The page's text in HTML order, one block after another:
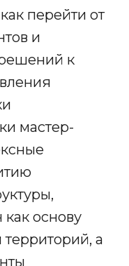
перейти от
и
к
мастер-
основу
а